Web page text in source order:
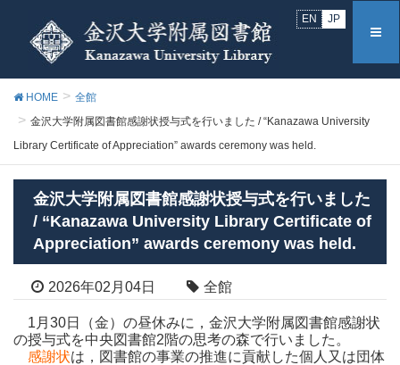
EN JP
HOME
全館
金沢大学附属図書館感謝状授与式を行いました / “Kanazawa University
Library Certificate of Appreciation” awards ceremony was held.
金沢大学附属図書館感謝状授与式を行いました
/ “Kanazawa University Library Certificate of
Appreciation” awards ceremony was held.
2026年02月04日 全館
1月30日（金）の昼休みに，金沢大学附属図書館感謝状
の授与式を中央図書館2階の思考の森で行いました。
感謝状は，図書館の事業の推進に貢献した個人又は団体